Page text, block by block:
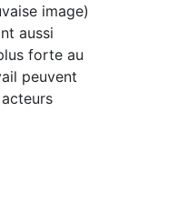
image)
aussi
forte au
peuvent